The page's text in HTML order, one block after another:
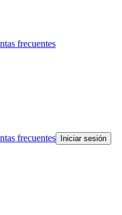
frecuentes
frecuentes Iniciar sesión